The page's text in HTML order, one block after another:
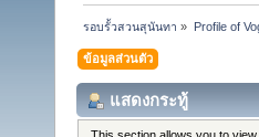
รอบรั้วสวนสุนันทา » Profile of
ข้อมูลส่วนตัว
แสดงกระทู้